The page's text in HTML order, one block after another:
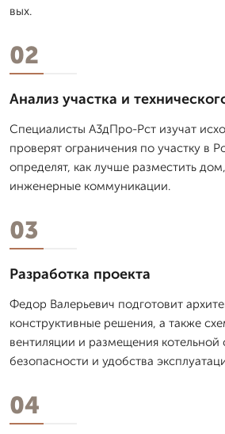
вых.
02
Анализ участка и
Специалисты А3дПро-Рст изучат
проверят ограничения по участку в
определят, как лучше разместить
инженерные коммуникации.
03
Разработка проекта
Федор Валерьевич подготовит
конструктивные решения, а также
вентиляции и размещения
безопасности и удобства
04